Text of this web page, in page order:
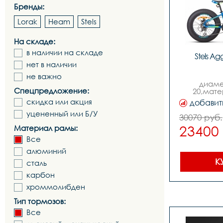
Бренды:
Lorak
Heam Stels
На складе:
в наличии на складе
нет в наличии
не важно
Спецпредложение:
скидка или акция
уцененный или Б/У
Материал рамы:
Все
алюминий
сталь
карбон
хроммолибден
Тип тормозов:
Все
Stels
рамы
36т,втулка
30070 руб.